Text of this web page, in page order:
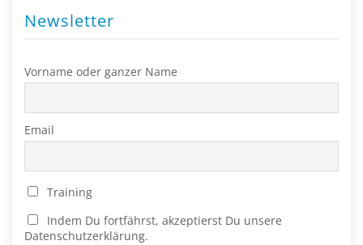
Newsletter
Vorname oder ganzer Name
Email
Training
Indem Du fortfährst, akzeptierst Du unsere
Datenschutzerklärung.